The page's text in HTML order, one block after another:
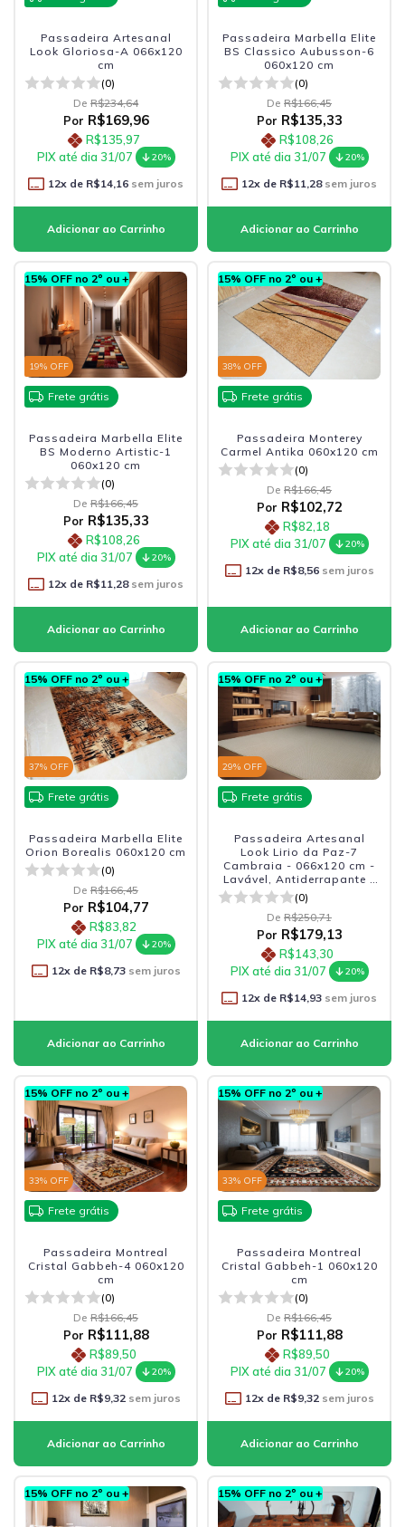
Passadeira Artesanal
Look Gloriosa-A 066x120
cm
(0)
De R$234,64
Por R$169,96
R$135,97
PIX até dia 31/07
20%
12x de R$14,16 sem juros
Passadeira Marbella Elite
BS Classico Aubusson-6
060x120 cm
(0)
De R$166,45
Por R$135,33
R$108,26
PIX até dia 31/07
20%
12x de R$11,28sem juros
15% OFF no 2º ou +
19% OFF
Frete grátis
Passadeira Marbella Elite
BS Moderno Artistic-1
060x120 cm
(0)
De R$166,45
Por R$135,33
R$108,26
PIX até dia 31/07
20%
12x de R$11,28sem juros
15% OFF no 2º ou +
38% OFF
Frete grátis
Passadeira Monterey
Carmel Antika 060x120 cm
(0)
De R$166,45
Por R$102,72
R$82,18
PIX até dia 31/07
20%
12x de R$8,56sem juros
15% OFF no 2º ou +
37% OFF
Frete grátis
Passadeira Marbella Elite
Orion Borealis 060x120 cm
(0)
De R$166,45
Por R$104,77
R$83,82
PIX até dia 31/07
20%
12x de R$8,73sem juros
15% OFF no 2º ou +
29% OFF
Frete grátis
Passadeira Artesanal
Look Lirio da Paz-7
Cambraia - 066x120 cm -
Lavável, Antiderrapante e
Durável
(0)
De R$250,71
Por R$179,13
R$143,30
PIX até dia 31/07
20%
12x de R$14,93 sem juros
15% OFF no 2º ou +
33% OFF
Frete grátis
Passadeira Montreal
Cristal Gabbeh-4 060x120
cm
(0)
De R$166,45
Por R$111,88
R$89,50
PIX até dia 31/07
20%
12x de R$9,32sem juros
15% OFF no 2º ou +
33% OFF
Frete grátis
Passadeira Montreal
Cristal Gabbeh-1 060x120
cm
(0)
De R$166,45
Por R$111,88
R$89,50
PIX até dia 31/07
20%
12x de R$9,32sem juros
15% OFF no 2º ou + 15% OFF no 2º ou +